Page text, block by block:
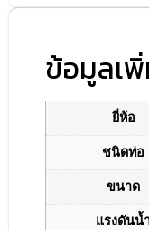
ข้อมูลเ
ยี่ห้อ
ชนิดท่อ
ขนาด
แรงดันน้